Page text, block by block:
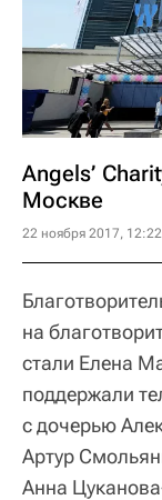
Angels’
Москве
22 ноября 2017, 12:22
на
стали Елена
поддержали
с дочерью
Артур
Анна